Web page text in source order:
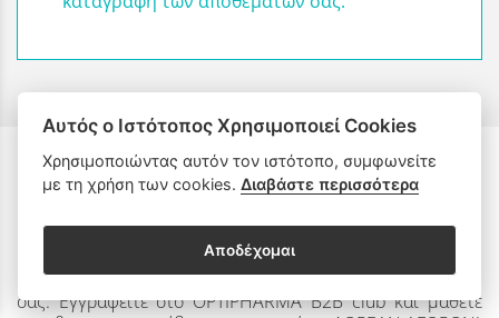
Ευχαριστούμε που μας συστήνετε στους συναδέλφους
σας. Εγγραφείτε στο OPTIPHARMA B2B club και μάθετε
Αυτός ο Ιστότοπος Χρησιμοποιεί Cookies
Χρησιμοποιώντας αυτόν τον ιστότοπο, συμφωνείτε
με τη χρήση των cookies.Διαβάστε περισσότερα
Αποδέχομαι